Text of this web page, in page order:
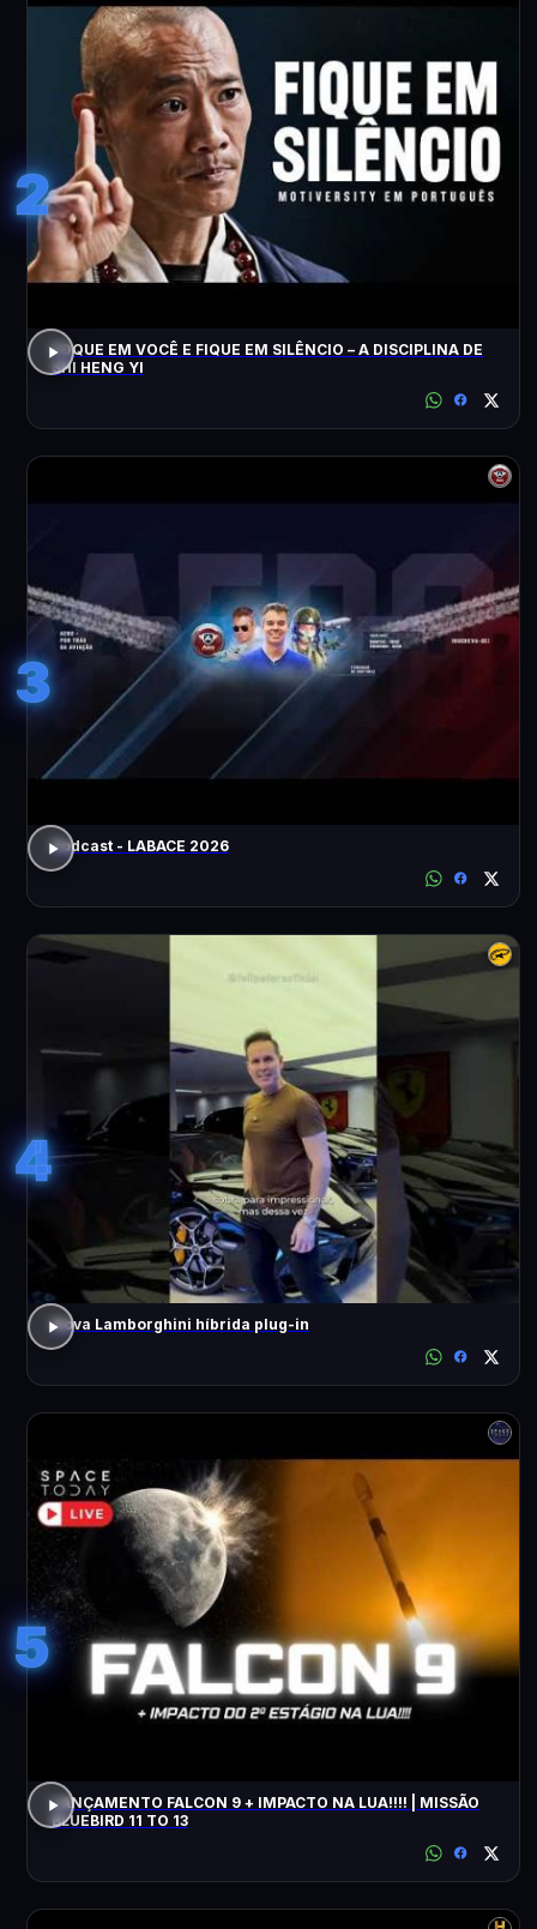
2
FOQUE EM VOCÊ E FIQUE EM SILÊNCIO – A DISCIPLINA DE
SHI HENG YI
3
Podcast - LABACE 2026
4
Nova Lamborghini híbrida plug-in
5
LANÇAMENTO FALCON 9 + IMPACTO NA LUA!!!! | MISSÃO
BLUEBIRD 11 TO 13